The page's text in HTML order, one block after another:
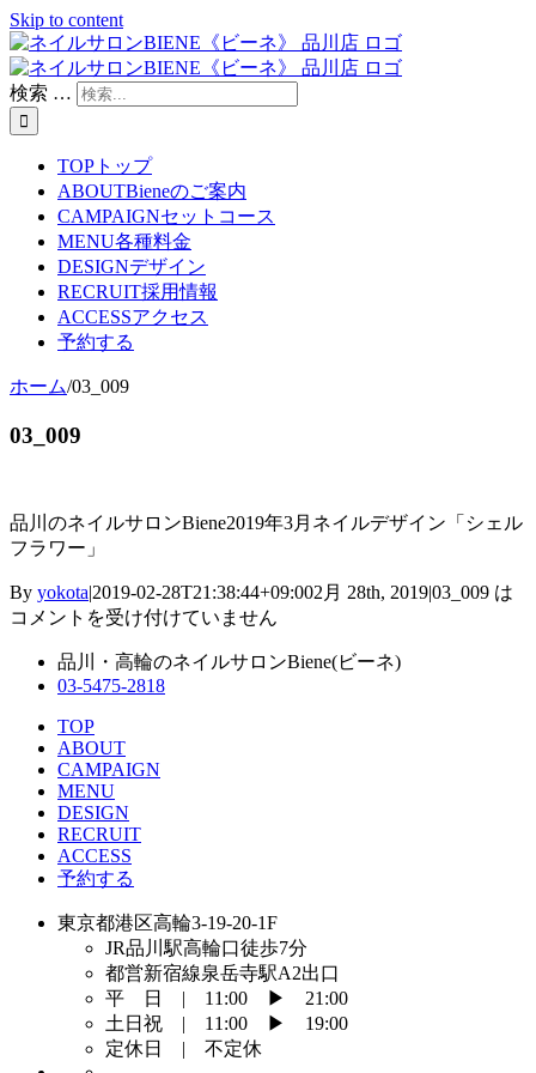
Skip to content
検索 …
TOP トップ
ABOUTBieneのご案内
CAMPAIGNセットコース
MENU各種料金
DESIGNデザイン
RECRUIT採用情報
ACCESSアクセス
予約する
ホーム/03_009
03_009
品川のネイルサロンBiene2019年3月ネイルデザイン「シェル
フラワー」
By yokota|2019-02-28T21:38:44+09:002月 28th, 2019|03_009 は
コメントを受け付けていません
品川・高輪のネイルサロンBiene(ビーネ)
03-5475-2818
TOP
ABOUT
CAMPAIGN
MENU
DESIGN
RECRUIT
ACCESS
予約する
東京都港区高輪3-19-20-1F
JR品川駅高輪口徒歩7分
都営新宿線泉岳寺駅A2出口
平 日 | 11:00 ▶︎ 21:00
土日祝 | 11:00 ▶︎ 19:00
定休日 | 不定休